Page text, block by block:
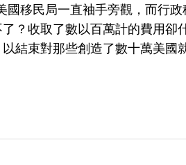
國移民局一直袖手旁觀，而行
？收取了數以百萬計的費用
結束對那些創造了數十萬美國